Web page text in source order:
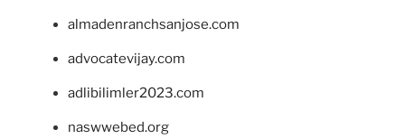
almadenranchsanjose.com
advocatevijay.com
adlibilimler2023.com
naswwebed.org